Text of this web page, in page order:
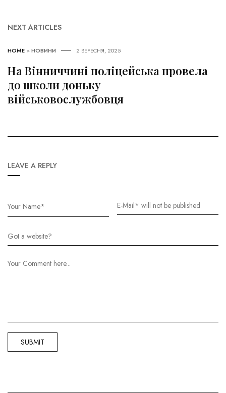
NEXT ARTICLES
HOME >НОВИНИ 2 ВЕРЕСНЯ, 2025
На Вінниччині поліцейська провела
до школи доньку
військовослужбовця
LEAVE A REPLY